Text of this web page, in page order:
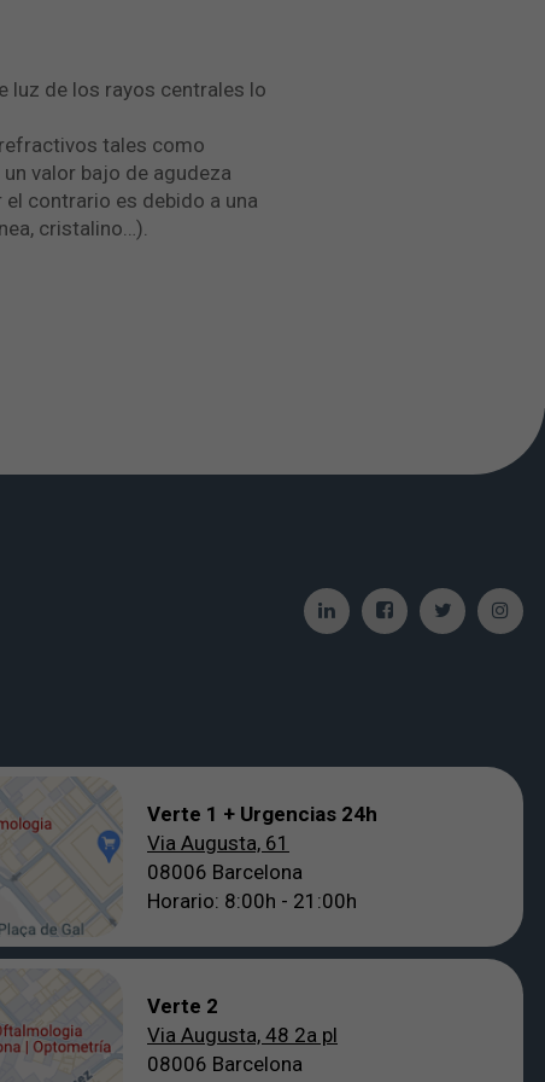
luz de los rayos centrales lo
tales como
valor bajo de agudeza
contrario es debido a una
cristalino…).
Verte 1 + Urgencias 24h
Via Augusta, 61
08006 Barcelona
Horario: 8:00h - 21:00h
Verte 2
Via Augusta, 48 2a pl
08006 Barcelona